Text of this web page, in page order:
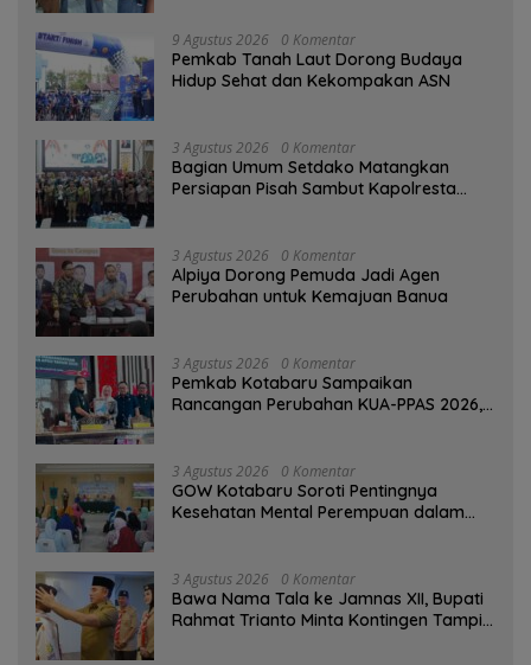
9 Agustus 2026 0 Komentar
Pemkab Tanah Laut Dorong Budaya
Hidup Sehat dan Kekompakan ASN
3 Agustus 2026 0 Komentar
Bagian Umum Setdako Matangkan
Persiapan Pisah Sambut Kapolresta
3 Agustus 2026 0 Komentar
‎Alpiya Dorong Pemuda Jadi Agen
Perubahan untuk Kemajuan Banua ‎
3 Agustus 2026 0 Komentar
Pemkab Kotabaru Sampaikan
Rancangan Perubahan KUA-PPAS 2026,
3 Agustus 2026 0 Komentar
GOW Kotabaru Soroti Pentingnya
Kesehatan Mental Perempuan dalam
3 Agustus 2026 0 Komentar
Bawa Nama Tala ke Jamnas XII, Bupati
Rahmat Trianto Minta Kontingen Tampil